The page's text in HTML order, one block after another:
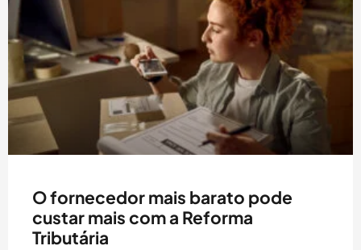
O fornecedor mais barato pode
custar mais com a Reforma
Tributária